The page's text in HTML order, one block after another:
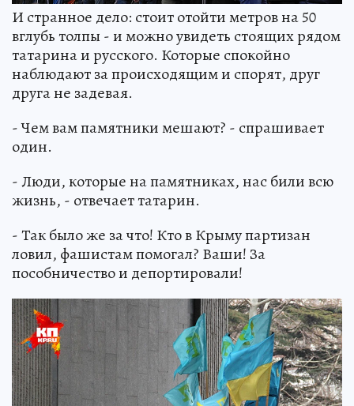
И странное дело: стоит отойти метров на 50
вглубь толпы - и можно увидеть стоящих рядом
татарина и русского. Которые спокойно
наблюдают за происходящим и спорят, друг
друга не задевая.
- Чем вам памятники мешают? - спрашивает
один.
- Люди, которые на памятниках, нас били всю
жизнь, - отвечает татарин.
- Так было же за что! Кто в Крыму партизан
ловил, фашистам помогал? Ваши! За
пособничество и депортировали!